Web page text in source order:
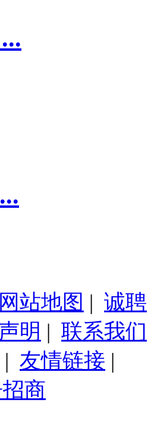
网站地图 | 诚聘
明 | 联系我们
| 友情链接 |
商